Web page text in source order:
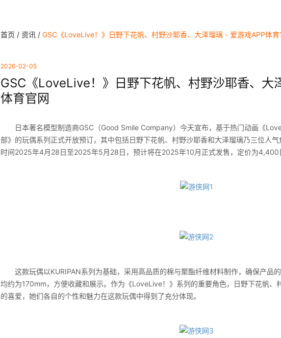
首页 / 资讯 / GSC《LoveLive！》日野下花帆、村野沙耶香、大泽瑠璃 - 爱游戏APP体育
2026-02-05
GSC《LoveLive！》日野下花帆、村野沙耶香、大
体育官网
日本著名模型制造商GSC（Good Smile Company）今天宣布，基于热门动画《
部》的玩偶系列正式开放预订，其中包括日野下花帆、村野沙耶香和大泽瑠璃乃三位人
时间2025年4月28日至2025年5月28日，预计将在2025年10月正式发售，定价为4,400
这款玩偶以KURIPAN系列为基础，采用高品质的棉与聚酯纤维材料制作，确保产品
均约为170mm，方便收藏和展示。作为《LoveLive！》系列的重要角色，日野下花帆、
的喜爱，她们各自的个性和魅力在这款玩偶中得到了充分体现。